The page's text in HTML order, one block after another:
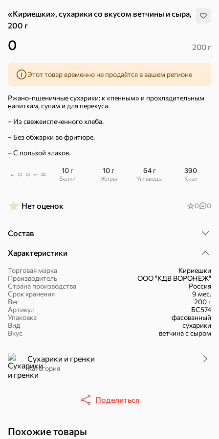
«Кириешки», сухарики со вкусом ветчины и сыра,
200 г
0 200 г
Этот товар временно не продаётся в вашем регионе
Ржано-пшеничные сухарики: к «пенным» и прохладительным
напиткам, супам и для перекуса.
– Из свежеиспеченного хлеба.
– Без обжарки во фритюре.
– С пользой злаков.
В
1 00
г
10 г
Белки
10 г
Жиры
64 г
Углеводы
390
ккал
Нет оценок 0 0
Состав
Характеристики
Торговая марка
Кириешки
Производитель
ООО "КДВ ВОРОНЕЖ"
Страна производства
Россия
Срок хранения
9 мес.
Вес
200 г
Артикул
БС574
Упаковка
фасованный
Вид
сухарики
Вкус
ветчина с сыром
Сухарики и гренки
Категория
Поделиться
Похожие товары
17,5 ₽
30 г
Батончик «Чио Рио», 30 г
ХИТ 5
В корзину
16,7 ₽
14,2 ₽
ХИТ 5
В корзину
Конфеты Ирис, гематоген